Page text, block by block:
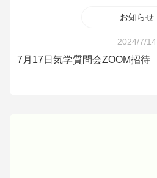
お知らせ
2024/7/14
7月17日気学質問会ZOOM招待